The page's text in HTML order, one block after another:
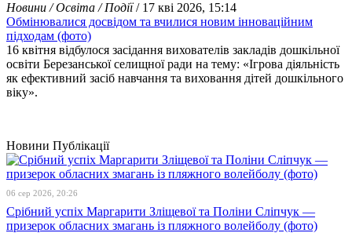
Новини / Освіта / Події/ 17 кві 2026, 15:14
Обмінювалися досвідом та вчилися новим інноваційним
підходам (фото)
16 квітня відбулося засідання вихователів закладів дошкільної
освіти Березанської селищної ради на тему: «Ігрова діяльність
як ефективний засіб навчання та виховання дітей дошкільного
віку».
Новини Публікації
06 сер 2026, 20:26
Срібний успіх Маргарити Зліщевої та Поліни Сліпчук —
призерок обласних змагань із пляжного волейболу (фото)